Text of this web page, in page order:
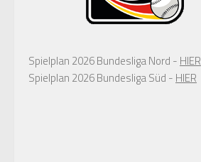
Spielplan 2026 Bundesliga Nord - HIER
Spielplan 2026 Bundesliga Süd - HIER